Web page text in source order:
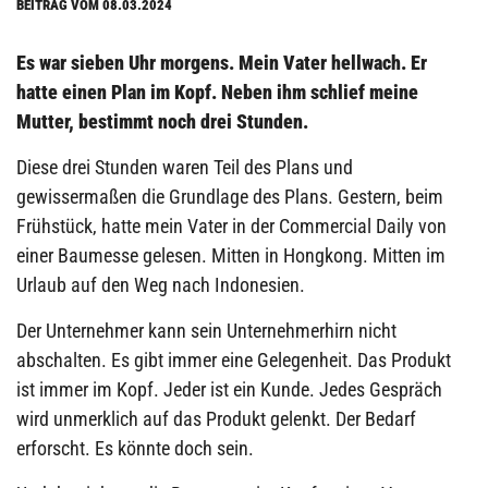
BEITRAG VOM 08.03.2024
Es war sieben Uhr morgens. Mein Vater hellwach. Er
hatte einen Plan im Kopf. Neben ihm schlief meine
Mutter, bestimmt noch drei Stunden.
Diese drei Stunden waren Teil des Plans und
gewissermaßen die Grundlage des Plans. Gestern, beim
Frühstück, hatte mein Vater in der Commercial Daily von
einer Baumesse gelesen. Mitten in Hongkong. Mitten im
Urlaub auf den Weg nach Indonesien.
Der Unternehmer kann sein Unternehmerhirn nicht
abschalten. Es gibt immer eine Gelegenheit. Das Produkt
ist immer im Kopf. Jeder ist ein Kunde. Jedes Gespräch
wird unmerklich auf das Produkt gelenkt. Der Bedarf
erforscht. Es könnte doch sein.